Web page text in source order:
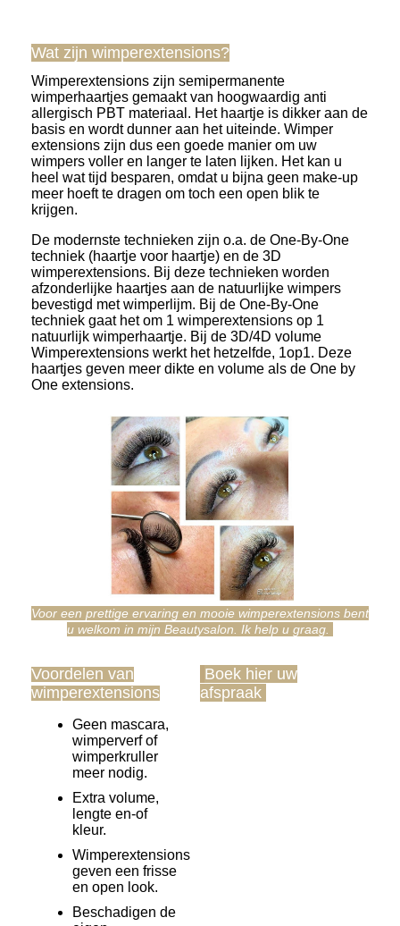
Wat zijn wimperextensions?
Wimperextensions zijn semipermanente
wimperhaartjes gemaakt van hoogwaardig anti
allergisch PBT materiaal. Het haartje is dikker aan de
basis en wordt dunner aan het uiteinde. Wimper
extensions zijn dus een goede manier om uw
wimpers voller en langer te laten lijken. Het kan u
heel wat tijd besparen, omdat u bijna geen make-up
meer hoeft te dragen om toch een open blik te
krijgen.
De modernste technieken zijn o.a. de One-By-One
techniek (haartje voor haartje) en de 3D
wimperextensions. Bij deze technieken worden
afzonderlijke haartjes aan de natuurlijke wimpers
bevestigd met wimperlijm. Bij de One-By-One
techniek gaat het om 1 wimperextensions op 1
natuurlijk wimperhaartje. Bij de 3D/4D volume
Wimperextensions werkt het hetzelfde, 1op1. Deze
haartjes geven meer dikte en volume als de One by
One extensions.
Voor een prettige ervaring en mooie wimperextensions bent
u welkom in mijn Beautysalon. Ik help u graag.
Voordelen van
wimperextensions
Geen mascara,
wimperverf of
wimperkruller
meer nodig.
Extra volume,
lengte en-of
kleur.
Wimperextensions
geven een frisse
en open look.
Beschadigen de
Boek hier uw
afspraak